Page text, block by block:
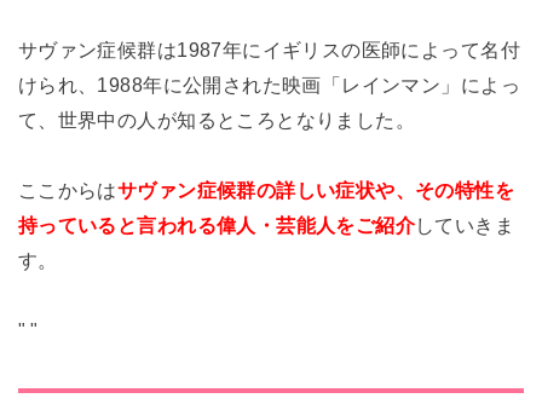
サヴァン症候群は1987年にイギリスの医師によって名付
けられ、1988年に公開された映画「レインマン」によっ
て、世界中の人が知るところとなりました。
ここからはサヴァン症候群の詳しい症状や、その特性を
持っていると言われる偉人・芸能人をご紹介していきま
す。
" "